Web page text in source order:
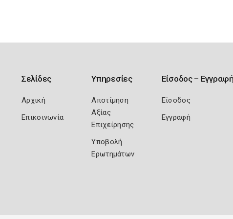
Σελίδες
Αρχική
Επικοινωνία
Υπηρεσίες
Αποτίμηση
Αξίας
Επιχείρησης
Υποβολή
Ερωτημάτων
Είσοδος –
Είσοδος
Εγγραφή